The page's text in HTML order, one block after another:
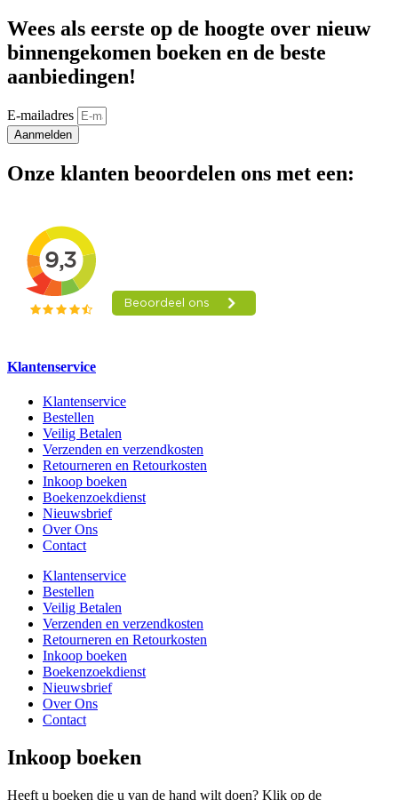
Wees als eerste op de hoogte over nieuw
binnengekomen boeken en de beste
aanbiedingen!
E-mailadres
Aanmelden
Onze klanten beoordelen ons met een:
Klantenservice
Klantenservice
Bestellen
Veilig Betalen
Verzenden en verzendkosten
Retourneren en Retourkosten
Inkoop boeken
Boekenzoekdienst
Nieuwsbrief
Over Ons
Contact
Klantenservice
Bestellen
Veilig Betalen
Verzenden en verzendkosten
Retourneren en Retourkosten
Inkoop boeken
Boekenzoekdienst
Nieuwsbrief
Over Ons
Contact
Inkoop boeken
Heeft u boeken die u van de hand wilt doen? Klik op de